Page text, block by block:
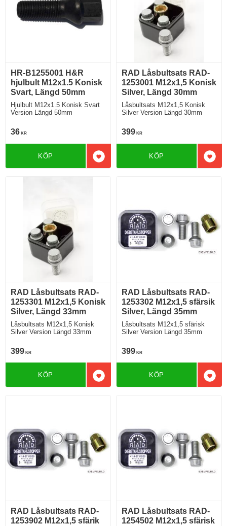
HR-B1255001 H&R
hjulbult M12x1.5 Konisk
Svart, Längd 50mm
Hjulbult M12x1.5 Konisk Svart
Version Längd 50mm
36 KR
Lägg till i favoriter
KÖP
RAD Låsbultsats RAD-
1253001 M12x1,5 Konisk
Silver, Längd 30mm
Låsbultsats M12x1,5 Konisk
Silver Version Längd 30mm
399 KR
KÖP
RAD Låsbultsats RAD-
1253301 M12x1,5 Konisk
Silver, Längd 33mm
Låsbultsats M12x1,5 Konisk
Silver Version Längd 33mm
399 KR
Lägg till i favoriter
KÖP
RAD Låsbultsats RAD-
1253302 M12x1,5 sfärsik
Silver, Längd 35mm
Låsbultsats M12x1,5 sfärisk
Silver Version Längd 35mm
399 KR
KÖP
RAD Låsbultsats RAD-
1253902 M12x1,5 sfärik
RAD Låsbultsats RAD-
1254502 M12x1,5 sfärisk